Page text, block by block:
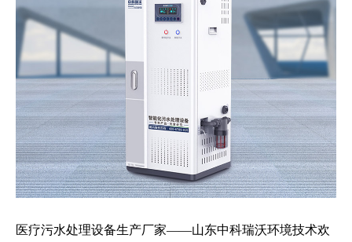
医疗污水处理设备生产厂家——山东中科瑞沃环境技术欢